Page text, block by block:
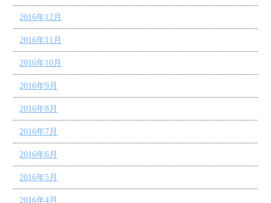
2016年12月
2016年11月
2016年10月
2016年9月
2016年8月
2016年7月
2016年6月
2016年5月
2016年4月